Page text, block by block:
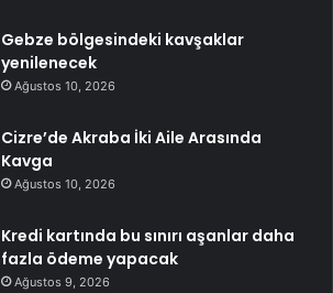
Gebze bölgesindeki kavşaklar
yenilenecek
Ağustos 10, 2026
Cizre’de Akraba İki Aile Arasında
Kavga
Ağustos 10, 2026
Kredi kartında bu sınırı aşanlar daha
fazla ödeme yapacak
Ağustos 9, 2026